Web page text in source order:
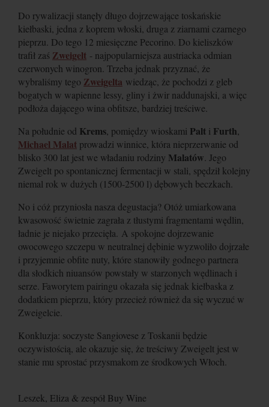
Do rywalizacji stanęły długo dojrzewające toskańskie
kiełbaski, jedna z koprem włoski, druga z ziarnami czarnego
pieprzu. Do tego 12 miesięczne Pecorino. Do kieliszków
trafił zaś Zweigelt - najpopularniejsza austriacka odmian
czerwonych winogron. Trzeba jednak przyznać, że
wybraliśmy tego Zweigelta wiedząc, że pochodzi z gleb
bogatych w wapienne lessy, gliny i żwir naddunajski, a więc
podłoża dającego wina obfitsze, bardziej treściwe.
Na południe od Krems, pomiędzy wioskami Palt i Furth,
Michael Malat prowadzi winnice, która nieprzerwanie od
blisko 300 lat jest we władaniu rodziny Malatów. Jego
Zweigelt po spontanicznej fermentacji w stali, spędził kolejny
niemal rok w dużych (1500-2500 l) dębowych beczkach.
No i cóż przyniosła nasza degustacja? Otóż umiarkowana
kwasowość świetnie zagrała z tłustymi fragmentami wędlin,
ładnie je niejako przecięła. A spokojne dojrzewanie
owocowego szczepu w neutralnej dębinie wyzwoliło dojrzałe
i przyjemnie obfite nuty, które stanowiły godnego partnera
dla słodkich niuansów powstały w starzonych wędlinach i
serze. Faworytem pairingu okazała się jednak kiełbaska z
dodatkiem pieprzu, który przecież również da się wyczuć w
Zweigelcie.
Konkluzja: soczyste Sangiovese z Toskanii będzie
oczywistością, ale okazuje się, że treściwy Zweigelt jest w
stanie mu sprostać przysmakom ze środkowych Włoch.
Leszek, Eliza & zespół Buy Wine